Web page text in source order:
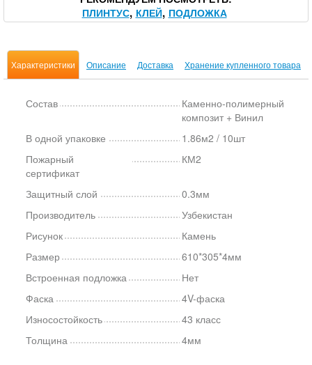
ПЛИНТУС КЛЕЙ ПОДЛОЖКА
Характеристики Описание Доставка Хранение купленного товара
Состав
Каменно-полимерный
композит + Винил
В одной упаковке
1.86м2 / 10шт
Пожарный
сертификат
КМ2
Защитный слой
0.3мм
Производитель
Узбекистан
Рисунок
Камень
Размер
610*305*4мм
Встроенная подложка
Нет
Фаска
4V-фаска
Износостойкость
43 класс
Толщина
4мм